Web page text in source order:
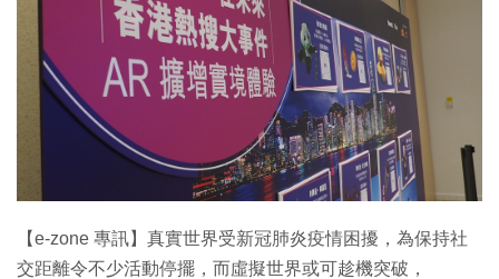
生成式AI與雲端應用
Enterprise Digital Transformation
【e-zone 專訊】真實世界受新冠肺炎疫情困擾，為保持社
交距離令不少活動停擺，而虛擬世界或可趁機突破，